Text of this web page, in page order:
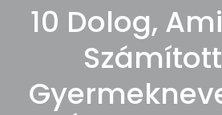
10 Dolog,